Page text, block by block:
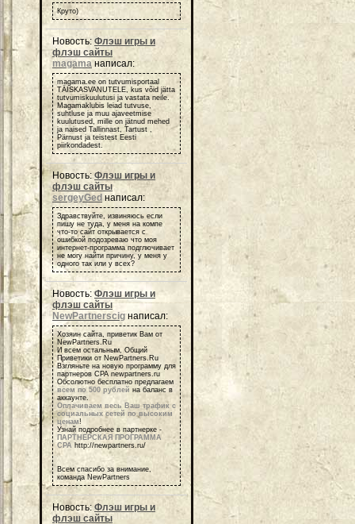
Круто)
Новость: Флэш игры и
флэш сайты
magama написал:
magama.ee on tutvumisportaal
TÄISKASVANUTELE, kus võid jätta
tutvumiskuulutusi ja vastata neile.
Magamaklubis leiad tutvuse,
suhtluse ja muu ajaveetmise
kuulutused, mille on jätnud mehed
ja naised Tallinnast, Tartust ,
Pärnust ja teistest Eesti
piirkondadest.
Новость:Флэш игры и
флэш сайты
sergeyGed написал:
Здравствуйте, извиняюсь если
пишу не туда, у меня на компе
что-то сайт открывается с
ошибкой подозреваю что моя
интернет-программа подглючивает
не могу найти причину, у меня у
одного так или у всех?
Новость:Флэш игры и
флэш сайты
NewPartnerscigнаписал:
Хозяин сайта, приветик Вам от
NewPartners.Ru
И всем остальным, Общий
Приветики от NewPartners.Ru
Взгляньте на новую программу для
партнеров СРА newpartners.ru
Обсолютно бесплатно предлагаем
всем по 500 рублей на баланс в
аккаунте.
Оплачиваем весь Ваш трафик с
социальных сетей по высоким
ценам!
Узнай подробнее в партнерке -
ПАРТНЕРСКАЯ ПРОГРАММА
СРА http://newpartners.ru/
Всем спасибо за внимание,
команда NewPartners
Новость: Флэш игры и
флэш сайты